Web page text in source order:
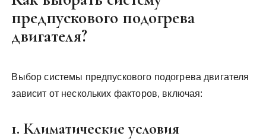
предпускового подогрева
двигателя?
Выбор системы предпускового подогрева двигателя
зависит от нескольких факторов, включая:
1. Климатические условия